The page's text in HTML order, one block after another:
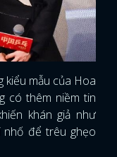
kiểu mẫu của Hoa
có thêm niềm tin
khán giả như
nhố để trêu ghẹo